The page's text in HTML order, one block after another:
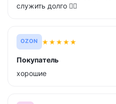
служить долго 👍🏻
OZON ★★★★★
Покупатель
хорошие